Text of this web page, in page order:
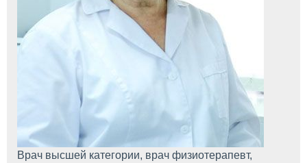
Врач высшей категории, врач физиотерапевт,